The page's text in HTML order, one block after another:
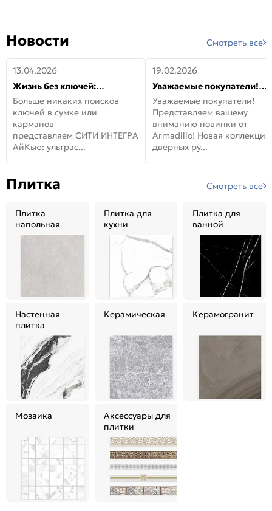
Новости Смотреть все
13.04.2026
Жизнь без ключей:
встречайте новую дверь
СИТИ ИНТЕГРА АйКью!
Больше никаких поисков
ключей в сумке или
карманов —
представляем СИТИ ИНТЕГРА
АйКью: ультрас...
19.02.2026
Уважаемые покупатели!
Представляем вашему
вниманию новинки от
Armadillo!
Уважаемые покупатели!
Представляем вашему
вниманию новинки от
Armadillo! Новая коллекция
дверных ру...
Плитка Смотреть все
Плитка
напольная
Плитка для
кухни
Плитка для
ванной
Настенная
плитка
Керамическая Керамогранит
Мозаика
Аксессуары для
плитки